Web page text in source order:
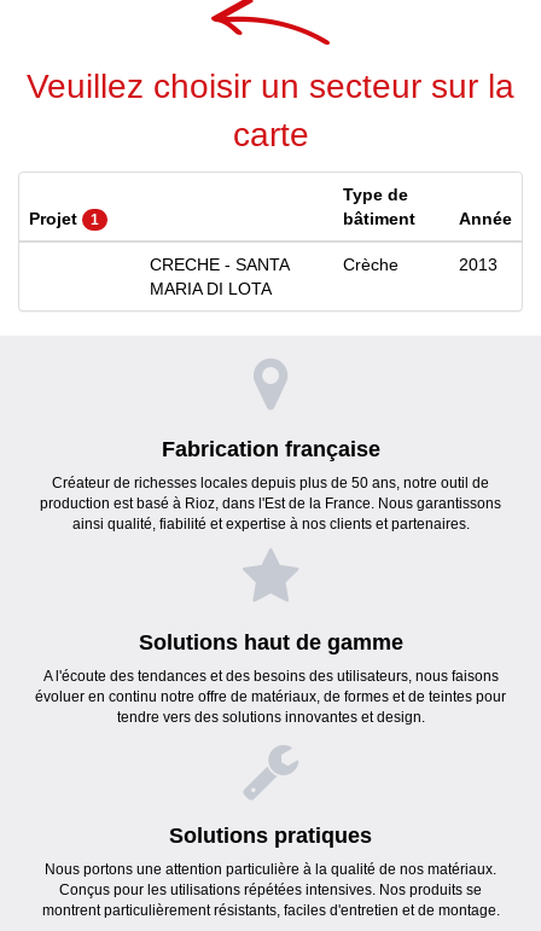
Veuillez choisir un secteur sur la
carte
Projet 1
Type de
bâtiment
Année
CRECHE - SANTA
MARIA DI LOTA
Crèche 2013
Fabrication française
Créateur de richesses locales depuis plus de 50 ans, notre outil de
production est basé à Rioz, dans l'Est de la France. Nous garantissons
ainsi qualité, fiabilité et expertise à nos clients et partenaires.
Solutions haut de gamme
A l'écoute des tendances et des besoins des utilisateurs, nous faisons
évoluer en continu notre offre de matériaux, de formes et de teintes pour
tendre vers des solutions innovantes et design.
Solutions pratiques
Nous portons une attention particulière à la qualité de nos matériaux.
Conçus pour les utilisations répétées intensives. Nos produits se
montrent particulièrement résistants, faciles d'entretien et de montage.